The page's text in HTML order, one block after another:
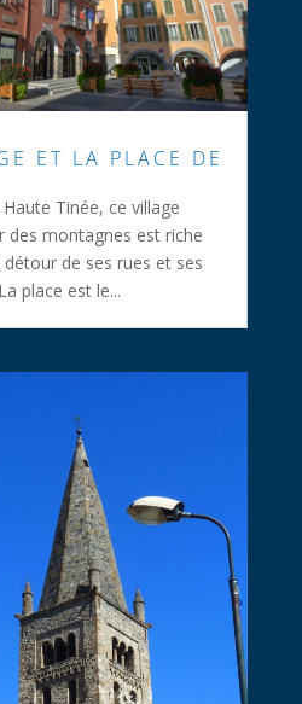
ET LA PLACE DE
Tinée, ce village
des montagnes est riche
de ses rues et ses
place est le...